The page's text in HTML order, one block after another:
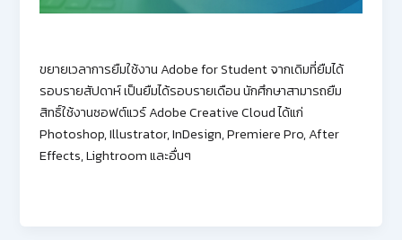
ขยายเวลาการยืมใช้งาน Adobe for Student จากเดิมที่ยืมได้
รอบรายสัปดาห์ เป็นยืมได้รอบรายเดือน นักศึกษาสามารถยืม
สิทธิ์ใช้งานซอฟต์แวร์ Adobe Creative Cloud ได้แก่
Photoshop, Illustrator, InDesign, Premiere Pro, After
Effects, Lightroom และอื่นๆ